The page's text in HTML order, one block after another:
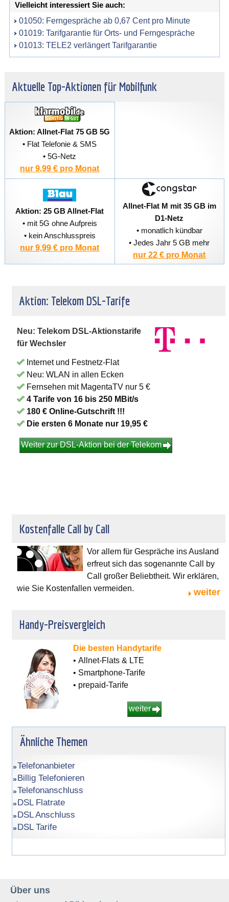
Vielleicht interessiert Sie auch:
01050: Ferngespräche ab 0,67 Cent pro Minute
01019: Tarifgarantie für Orts- und Ferngespräche
01013: TELE2 verlängert Tarifgarantie
Aktuelle Top-Aktionen für Mobilfunk
Aktion: Allnet-Flat 75 GB 5G
• Flat Telefonie & SMS
• 5G-Netz
nur 9,99 € pro Monat
Aktion: 25 GB Allnet-Flat
• mit 5G ohne Aufpreis
• kein Anschlusspreis
nur 9,99 € pro Monat
Allnet-Flat M mit 35 GB im
D1-Netz
• monatlich kündbar
• Jedes Jahr 5 GB mehr
nur 22 € pro Monat
Aktion: Telekom DSL-Tarife
Neu: Telekom DSL-Aktionstarife
für Wechsler
Internet und Festnetz-Flat
Neu: WLAN in allen Ecken
Fernsehen mit MagentaTV nur 5 €
4 Tarife von 16 bis 250 MBit/s
180 € Online-Gutschrift !!!
Die ersten 6 Monate nur 19,95 €
Weiter zur DSL-Aktion bei der Telekom
Kostenfalle Call by Call
Vor allem für Gespräche ins Ausland
erfreut sich das sogenannte Call by
Call großer Beliebtheit. Wir erklären,
wie Sie Kostenfallen vermeiden.
weiter
Handy-Preisvergleich
Die besten Handytarife
• Allnet-Flats & LTE
• Smartphone-Tarife
• prepaid-Tarife
weiter
Ähnliche Themen
Telefonanbieter
Billig Telefonieren
Telefonanschluss
DSL Flatrate
DSL Anschluss
DSL Tarife
Über uns